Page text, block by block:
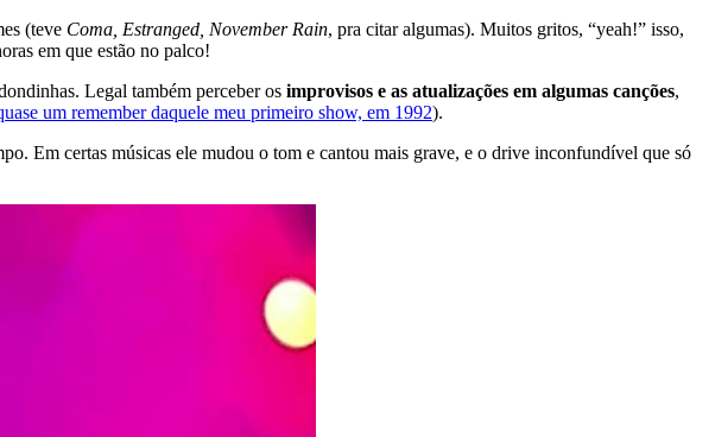
(teve Coma, Estranged, November Rain, pra citar algumas). Muitos gritos, “yeah!” isso,
em que estão no palco!
Legal também perceber os improvisos e as atualizações em algumas canções,
um remember daquele meu primeiro show, em 1992).
Em certas músicas ele mudou o tom e cantou mais grave, e o drive inconfundível que só